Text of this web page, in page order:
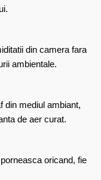
din camera fara
ambientale.
din mediul ambiant,
de aer curat.
oricand, fie